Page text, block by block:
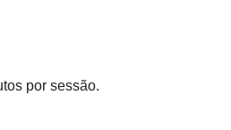
por sessão.